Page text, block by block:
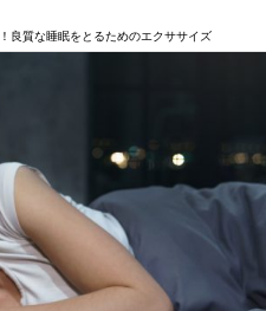
良質な睡眠をとるためのエクササイズ